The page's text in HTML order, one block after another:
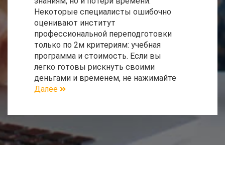
Некоторые специалисты ошибочно
оценивают институт
профессиональной переподготовки
только по 2м критериям: учебная
программа и стоимость. Если вы
легко готовы рискнуть своими
деньгами и временем, не нажимайте
Далее